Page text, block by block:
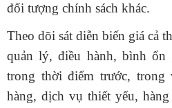
đối tượng chính sách khác.
Theo dõi sát diễn biến giá cả
quản lý, điều hành, bình ổn
trong thời điểm trước, trong
hàng, dịch vụ thiết yếu,